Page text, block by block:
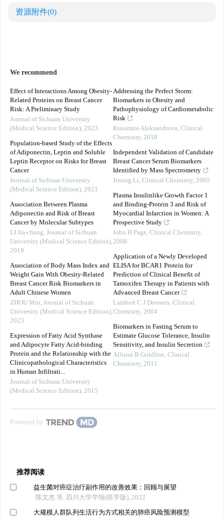
资源附件(0)
We recommend
Effect of Interactions Among Obesity-
Related Proteins on Breast Cancer
Risk: A Preliminary Study
Journal of Sichuan University
(Medical Science Edition), 2023
Population-based Study of the Effects
of Adiponectin, Leptin and Soluble
Leptin Receptor on Risks for Breast
Cancer
Journal of Sichuan University
(Medical Science Edition), 2021
Association Between Plasma
Adiponectin and Risk of Breast
Cancer by Molecular Subtypes
LI Jia-chang, Journal of Sichuan
University (Medical Science Edition),
2019
Association of Body Mass Index and
Weight Gain With Obesity-Related
Breast Cancer Risk Biomarkers in
Adult Chinese Women
ZHOU Min, Journal of Sichuan
University (Medical Science Edition),
2023
Expression of Fatty Acid Synthase
and Adipocyte Fatty Acid-binding
Protein and the Relationship with the
Clinicopathological Characteristics
in Human Infiltrati...
Journal of Sichuan University
(Medical Science Edition), 2015
Addressing the Perfect Storm:
Biomarkers in Obesity and
Pathophysiology of Cardiometabolic
Risk
Krasimira Aleksandrova, Clinical
Chemistry, 2018
Independent Validation of Candidate
Breast Cancer Serum Biomarkers
Identified by Mass Spectrometry
Jinong Li, Clinical Chemistry, 2005
Plasma Insulinlike Growth Factor 1
and Binding-Protein 3 and Risk of
Myocardial Infarction in Women: A
Prospective Study
John H Page, Clinical Chemistry,
2008
Application of a Newly Developed
ELISA for BCAR1 Protein for
Prediction of Clinical Benefit of
Tamoxifen Therapy in Patients with
Advanced Breast Cancer
Lambert C J Dorssers, Clinical
Chemistry, 2004
Biomarkers in Fasting Serum to
Estimate Glucose Tolerance, Insulin
Sensitivity, and Insulin Secretion
Allison B Goldfine, Clinical
Chemistry, 2011
Powered by
推荐阅读
益生菌对癌症治疗副作用的改善效果：回顾与展望
陈文杰 等, 四川大学学报(医学版), 2022
大规模人群队列生活行为方式相关的肺癌风险预测模型